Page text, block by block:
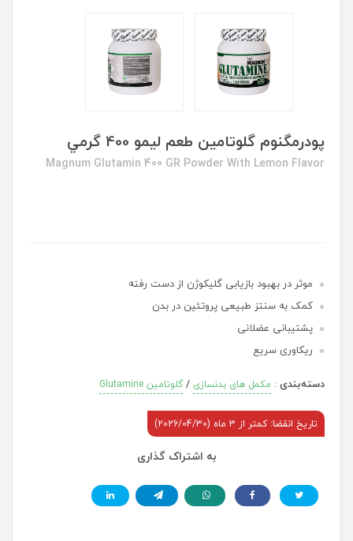
پودرمگنوم گلوتامين طعم لیمو 400 گرمي
Magnum Glutamin 400 GR Powder With Lemon Flavor
موثر در بهبود بازیابی گلیکوژن از دست رفته
کمک به سنتز طبیعی پروتئین در بدن
پشتیبانی عضلانی
ریکاوری سریع
دسته‌بندی: مکمل های بدنسازی /گلوتامین Glutamine
تاریخ انقضا: کمتر از 3 ماه (2026/04/30)
به اشتراک گذاری